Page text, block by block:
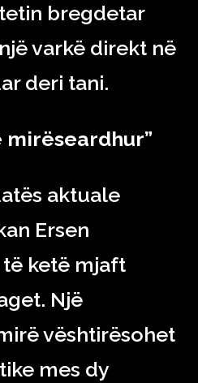
bregdetar
varkë direkt në
deri tani.
mirëseardhur”
aktuale
Ersen
ketë mjaft
Një
vështirësohet
mes dy